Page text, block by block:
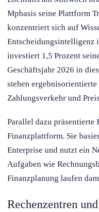
Mphasis seine Plattform
konzentriert sich auf
Entscheidungsintelligenz
investiert 1,5 Prozent
Geschäftsjahr 2026 in
stehen
Zahlungsverkehr und
Parallel dazu präsentierte
Finanzplattform. Sie
Enterprise und nutzt ein
Aufgaben wie
Finanzplanung laufen
Rechenzentren